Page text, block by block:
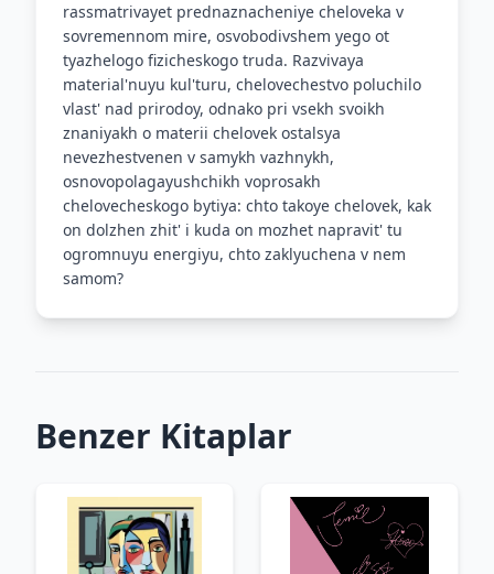
rassmatrivayet prednaznacheniye cheloveka v
sovremennom mire, osvobodivshem yego ot
tyazhelogo fizicheskogo truda. Razvivaya
material'nuyu kul'turu, chelovechestvo poluchilo
vlast' nad prirodoy, odnako pri vsekh svoikh
znaniyakh o materii chelovek ostalsya
nevezhestvenen v samykh vazhnykh,
osnovopolagayushchikh voprosakh
chelovecheskogo bytiya: chto takoye chelovek, kak
on dolzhen zhit' i kuda on mozhet napravit' tu
ogromnuyu energiyu, chto zaklyuchena v nem
samom?
Benzer Kitaplar